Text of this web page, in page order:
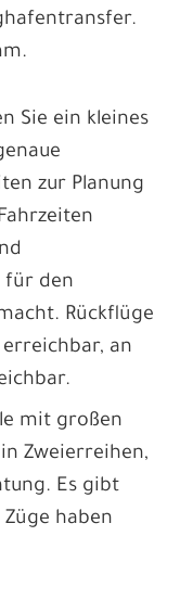
Sie ein kleines
zur Planung
für den
Rückflüge
an
mit großen
Zweierreihen,
Es gibt
haben